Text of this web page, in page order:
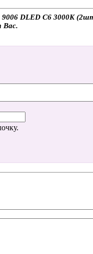
DLED C6 3000K
Вас.